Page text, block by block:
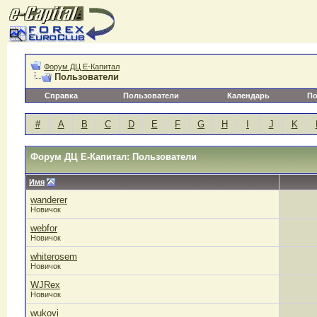
Форум ДЦ Е-Капитал
Пользователи
Справка Пользователи Календарь
# A B C D E F G H J K
Форум ДЦ Е-Капитал: Пользователи
Имя
wanderer
Новичок
webfor
Новичок
whiterosem
Новичок
WJRex
Новичок
wukovi